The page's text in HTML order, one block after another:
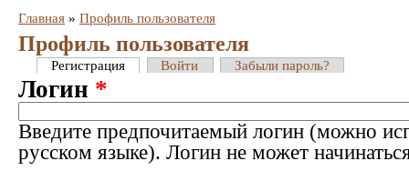
Главная » Профиль пользователя
Профиль пользователя
Регистрация Войти Забыли пароль?
Логин *
Введите предпочитаемый логин (можно
русском языке). Логин не может